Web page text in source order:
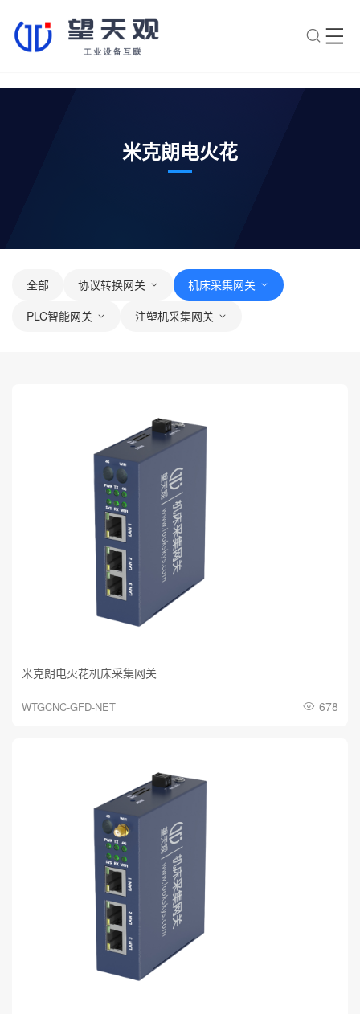
米克朗电火花
全部 协议转换网关
机床采集网关
PLC智能网关
注塑机采集网关
米克朗电火花机床采集网关
WTGCNC-GFD-NET 678
AI智能助手 转人工 ×
您好，我是望天观智能助手，很高兴为
2.望天观网关支持哪些组网方